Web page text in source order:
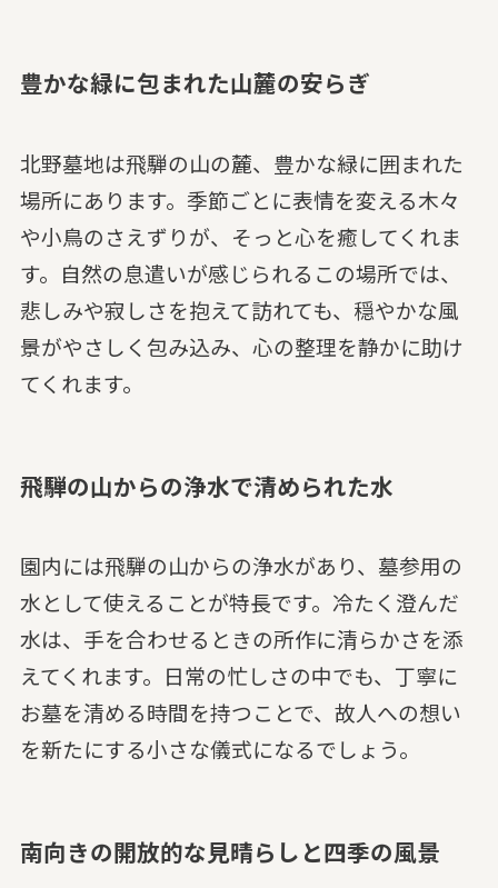
豊かな緑に包まれた山麓の安らぎ
北野墓地は飛騨の山の麓、豊かな緑に囲まれた
場所にあります。季節ごとに表情を変える木々
や小鳥のさえずりが、そっと心を癒してくれま
す。自然の息遣いが感じられるこの場所では、
悲しみや寂しさを抱えて訪れても、穏やかな風
景がやさしく包み込み、心の整理を静かに助け
てくれます。
飛騨の山からの浄水で清められた水
園内には飛騨の山からの浄水があり、墓参用の
水として使えることが特長です。冷たく澄んだ
水は、手を合わせるときの所作に清らかさを添
えてくれます。日常の忙しさの中でも、丁寧に
お墓を清める時間を持つことで、故人への想い
を新たにする小さな儀式になるでしょう。
南向きの開放的な見晴らしと四季の風景